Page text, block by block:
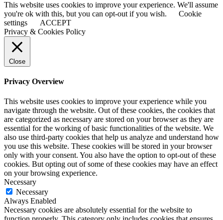
This website uses cookies to improve your experience. We'll assume
you're ok with this, but you can opt-out if you wish.
Cookie
settings
ACCEPT
Privacy & Cookies Policy
Close
Privacy Overview
This website uses cookies to improve your experience while you
navigate through the website. Out of these cookies, the cookies that
are categorized as necessary are stored on your browser as they are
essential for the working of basic functionalities of the website. We
also use third-party cookies that help us analyze and understand how
you use this website. These cookies will be stored in your browser
only with your consent. You also have the option to opt-out of these
cookies. But opting out of some of these cookies may have an effect
on your browsing experience.
Necessary
Necessary
Always Enabled
Necessary cookies are absolutely essential for the website to